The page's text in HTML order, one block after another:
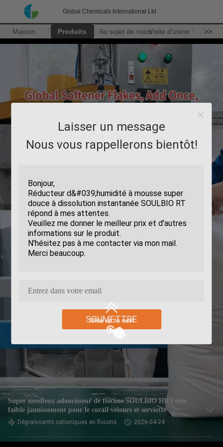
Global Chemicals International Ltd
Maison Produits Au sujet de nousVisite d'usine >>
Laisser un message
Nous vous rappellerons bientôt!
SOUMETTRE
Super moelleux adoucisseur de flocons SOULBIO HRS très
faible jaunissement pour le corail velours et serviette
Dégraissants cationiques en flocons 2026-04-24